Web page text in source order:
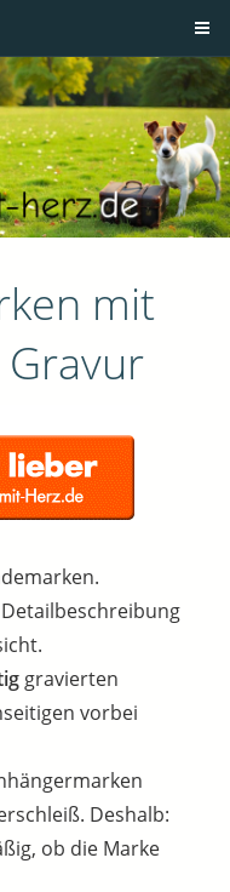
mit
gravierten
vorbei
Deshalb:
ob die Marke